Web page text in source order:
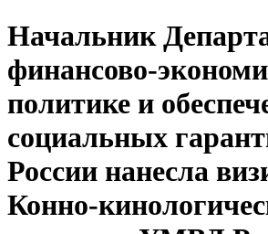
Начальник
финансово-
политике и
социальных
России нанесла
Конно-